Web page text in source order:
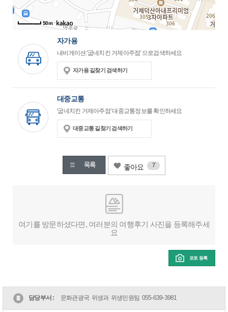
50m
자가용
내비게이션:'굽네치킨 거제아주점' 으로검색하세요
자가용 길찾기 검색하기
대중교통
'굽네치킨 거제아주점' 대중교통정보를 확인하세요
대중교통 길찾기 검색하기
좋아요 7
여기를 방문하셨다면, 여러분의 여행후기 사진을 등록해주세
요
포토 등록
담당부서 : 문화관광국 위생과 위생민원팀 055-639-3981